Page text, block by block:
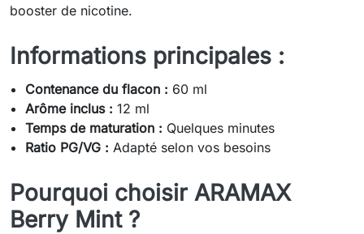
booster de nicotine.
Informations principales :
Contenance du flacon : 60 ml
Arôme inclus : 12 ml
Temps de maturation : Quelques minutes
Ratio PG/VG : Adapté selon vos besoins
Pourquoi choisir ARAMAX
Berry Mint ?